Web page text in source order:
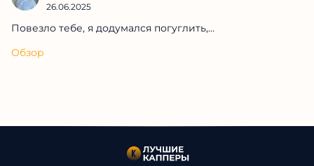
26.06.2025
Повезло тебе, я додумался погуглить,...
Обзор